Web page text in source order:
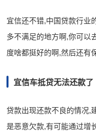
宜信还不错,中国贷款行业
多不满足的地方啊,你可以
度啥都挺好的啊,然后还有
宜信车抵贷无法还款了
贷款出现还款不良的情况,
是恶意欠款,有可能通过增